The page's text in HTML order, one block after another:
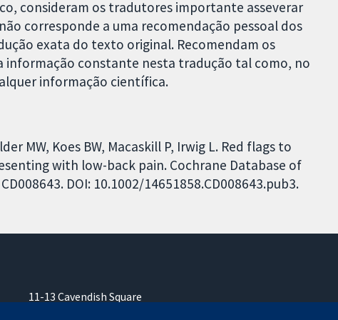
consideram os tradutores importante asseverar
corresponde a uma recomendação pessoal dos
exata do texto original. Recomendam os
constante nesta tradução tal como, no
informação científica.
MW, Koes BW, Macaskill P, Irwig L. Red flags to
with low-back pain. Cochrane Database of
DOI: 10.1002/14651858.CD008643.pub3.
11-13 Cavendish Square